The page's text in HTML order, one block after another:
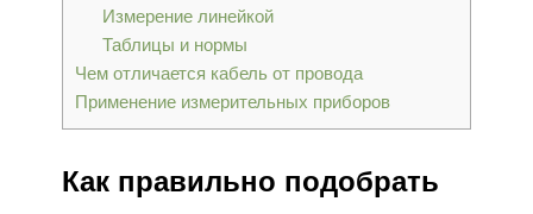
Измерение линейкой
Таблицы и нормы
Чем отличается кабель от провода
Применение измерительных приборов
Как правильно подобрать